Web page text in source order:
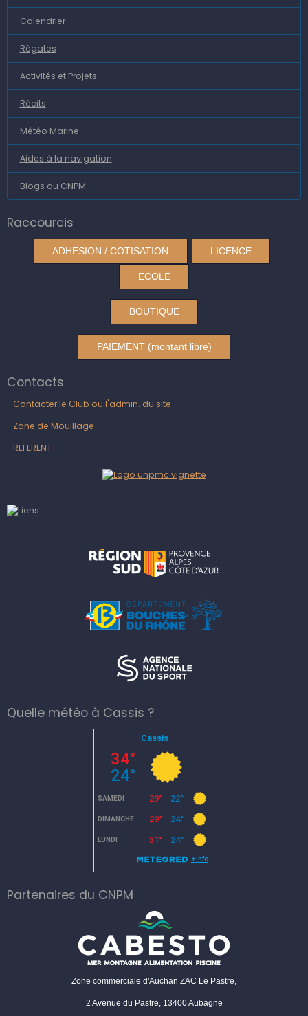
Calendrier
Régates
Activités et Projets
Récits
Météo Marine
Aides à la navigation
Blogs du CNPM
Raccourcis
ADHESION / COTISATION LICENCE
ECOLE
BOUTIQUE
PAIEMENT (montant libre)
Contacts
Contacter le Club ou l'admin. du site
Zone de Mouillage
REFERENT
Quelle météo à Cassis ?
Partenaires du CNPM
Zone commerciale d'Auchan ZAC Le Pastre,
2 Avenue du Pastre, 13400 Aubagne